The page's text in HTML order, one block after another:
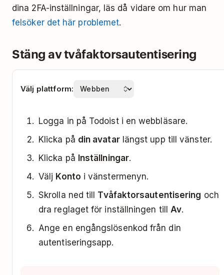
dina 2FA-inställningar, läs då vidare om hur man
felsöker det här problemet.
Stäng av tvåfaktorsautentisering
Välj plattform:
Logga in på Todoist i en webbläsare.
Klicka på din avatarlängst upp till vänster.
Klicka på Inställningar.
Välj Konto i vänstermenyn.
Skrolla ned till Tvåfaktorsautentisering och
dra reglaget för inställningen till Av.
Ange en engångslösenkod från din
autentiseringsapp.